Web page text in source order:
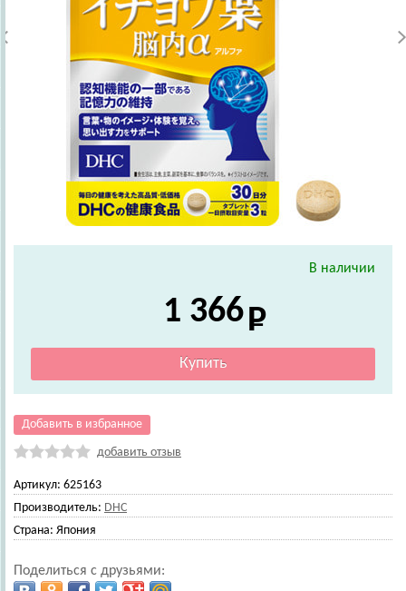
В наличии
1 366
Добавить в избранное
добавить отзыв
Артикул: 625163
Производитель: DHC
Страна: Япония
Поделиться с друзьями: